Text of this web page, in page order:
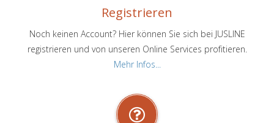
Registrieren
Noch keinen Account? Hier können Sie sich bei JUSLINE
registrieren und von unseren Online Services profitieren.
Mehr Infos...